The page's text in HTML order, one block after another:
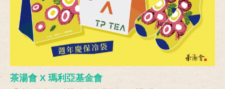
茶湯會 X 瑪利亞基金會